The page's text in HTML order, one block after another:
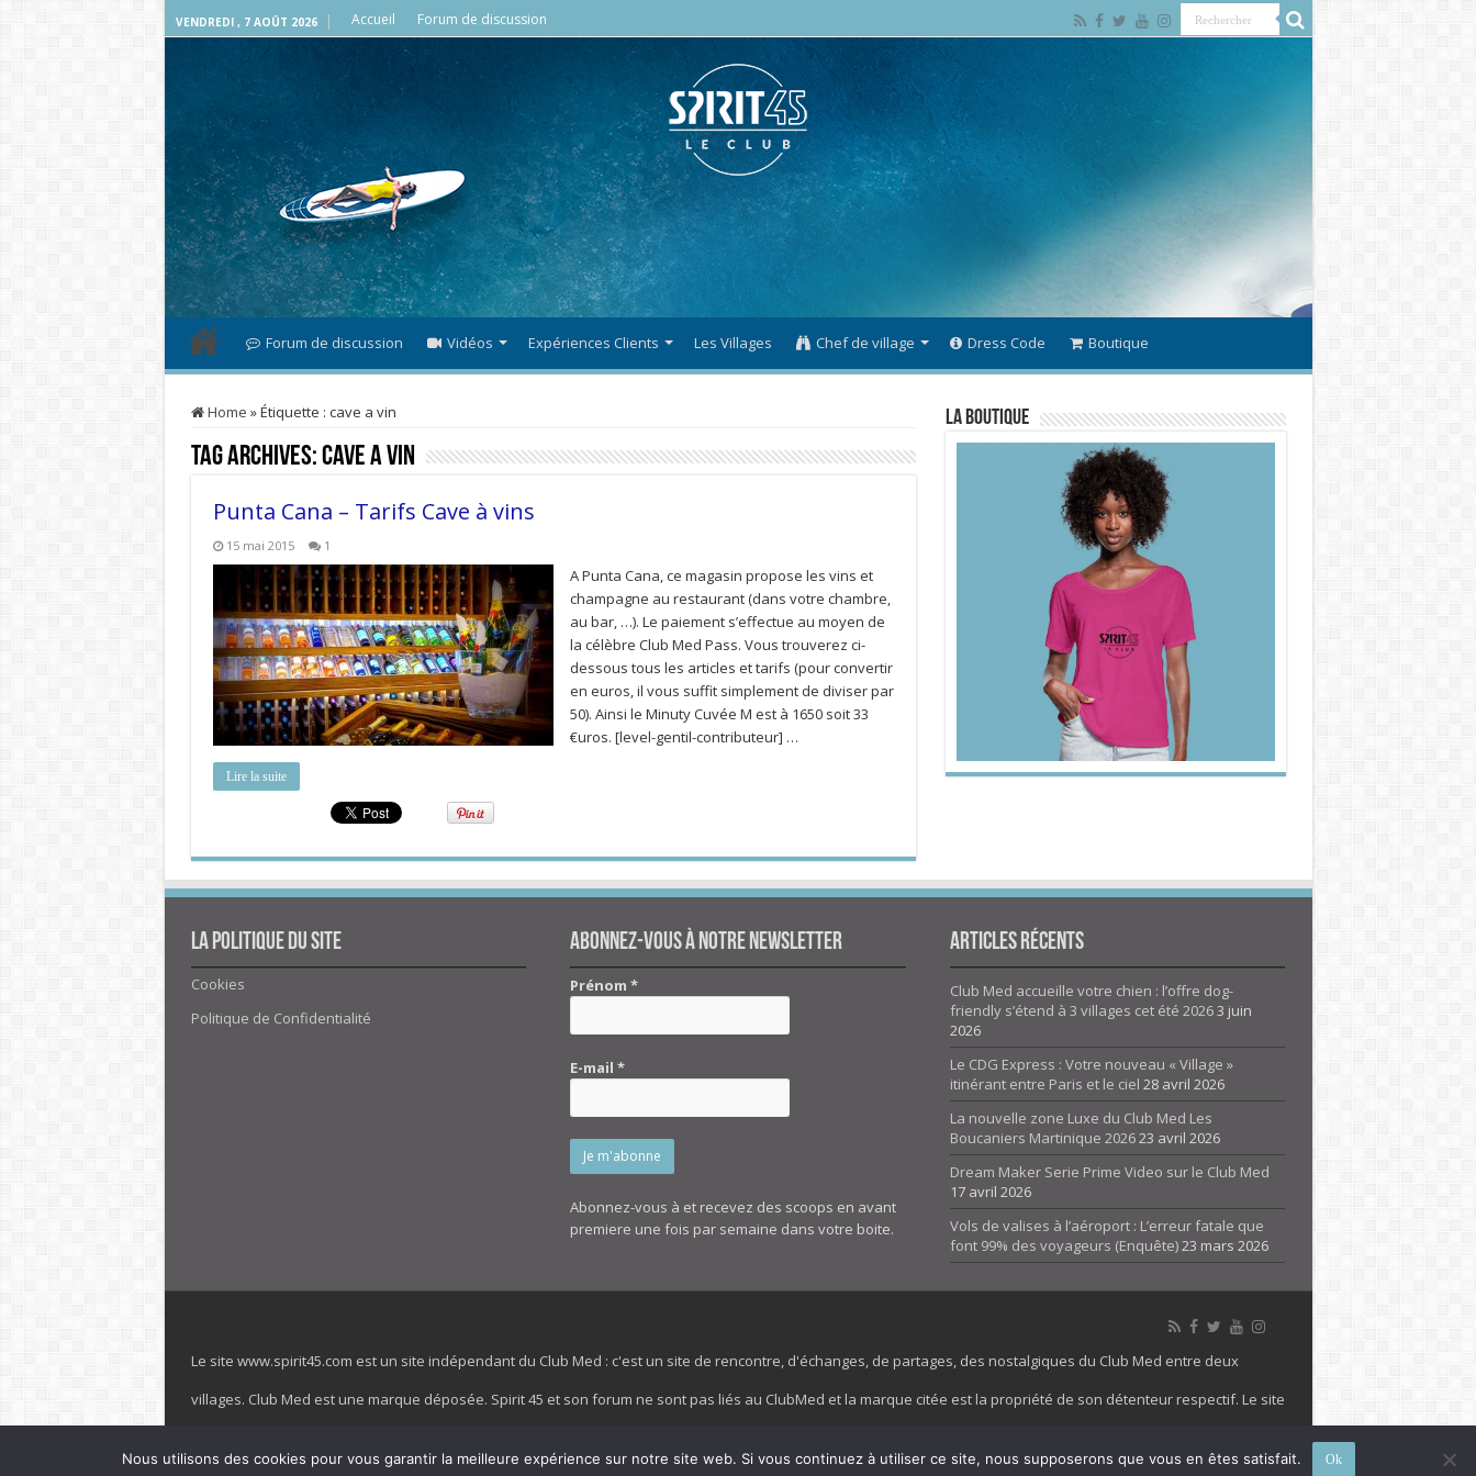
VENDREDI , 7 AOÛT 2026 Accueil Forum de discussion
Forum de discussion Vidéos Expériences Clients Les Villages Chef de village Dress Code Boutique
Home »Étiquette : cave a vin
Tag Archives:cave a vin
Punta Cana – Tarifs Cave à vins
15 mai 2015 1
A Punta Cana, ce magasin propose les vins et
champagne au restaurant (dans votre chambre,
au bar, …). Le paiement s’effectue au moyen de
la célèbre Club Med Pass. Vous trouverez ci-
dessous tous les articles et tarifs (pour convertir
en euros, il vous suffit simplement de diviser par
50). Ainsi le Minuty Cuvée M est à 1650 soit 33
€uros. [level-gentil-contributeur] …
Lire la suite
La Boutique
La politique du site
Cookies
Politique de Confidentialité
Abonnez-vous à notre newsletter
Prénom*
E-mail*
Abonnez-vous à et recevez des scoops en avant
premiere une fois par semaine dans votre boite.
Articles Récents
Club Med accueille votre chien : l’offre dog-
friendly s’étend à 3 villages cet été 20263 juin
2026
Le CDG Express : Votre nouveau « Village »
itinérant entre Paris et le ciel 28 avril 2026
La nouvelle zone Luxe du Club Med Les
Boucaniers Martinique 202623 avril 2026
Dream Maker Serie Prime Video sur le Club Med
17 avril 2026
Vols de valises à l’aéroport : L’erreur fatale que
font 99% des voyageurs (Enquête)23 mars 2026
Le site www.spirit45.com est un site indépendant du Club Med : c'est un site de rencontre, d'échanges, de partages, des nostalgiques du Club Med entre deux
villages. Club Med est une marque déposée. Spirit 45 et son forum ne sont pas liés au ClubMed et la marque citée est la propriété de son détenteur respectif. Le site
Nous utilisons des cookies pour vous garantir la meilleure expérience sur notre site web. Si vous continuez à utiliser ce site, nous supposerons que vous en êtes satisfait. Ok